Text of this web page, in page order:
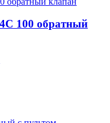
100 обратный